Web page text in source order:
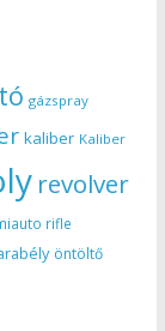
gázspray
kaliber Kaliber
revolver
rifle
öntöltő